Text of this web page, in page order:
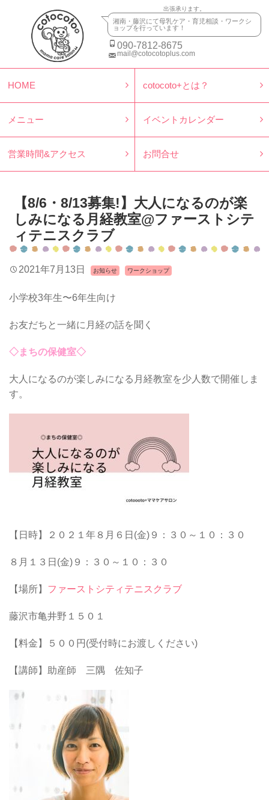
出張承ります。
湘南・藤沢にて母乳ケア・育児相談・ワークシ
ョップを行っています！
090-7812-8675
mail@cotocotoplus.com
HOME cotocoto+とは？
メニュー イベントカレンダー
営業時間&アクセス お問合せ
【8/6・8/13募集!】大人になるのが楽
しみになる月経教室@ファーストシテ
ィテニスクラブ
2021年7月13日 お知らせ ワークショップ
小学校3年生〜6年生向け
お友だちと一緒に月経の話を聞く
◇まちの保健室◇
大人になるのが楽しみになる月経教室を少人数で開催しま
す。
【日時】２０２１年８月６日(金)９：３０～１０：３０
８月１３日(金)９：３０～１０：３０
【場所】 ファーストシティテニスクラブ
藤沢市亀井野１５０１
【料金】５００円(受付時にお渡しください)
【講師】助産師 三隅 佐知子